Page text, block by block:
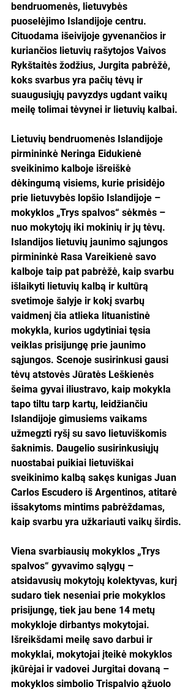
bendruomenės, lietuvybės
puoselėjimo Islandijoje centru.
Cituodama išeivijoje gyvenančios ir
kuriančios lietuvių rašytojos Vaivos
Rykštaitės žodžius, Jurgita pabrėžė,
koks svarbus yra pačių tėvų ir
suaugusiųjų pavyzdys ugdant vaikų
meilę tolimai tėvynei ir lietuvių kalbai.
Lietuvių bendruomenės Islandijoje
pirmininkė Neringa Eidukienė
sveikinimo kalboje išreiškė
dėkingumą visiems, kurie prisidėjo
prie lietuvybės lopšio Islandijoje –
mokyklos „Trys spalvos“ sėkmės –
nuo mokytojų iki mokinių ir jų tėvų.
Islandijos lietuvių jaunimo sąjungos
pirmininkė Rasa Vareikienė savo
kalboje taip pat pabrėžė, kaip svarbu
išlaikyti lietuvių kalbą ir kultūrą
svetimoje šalyje ir kokį svarbų
vaidmenį čia atlieka lituanistinė
mokykla, kurios ugdytiniai tęsia
veiklas prisijungę prie jaunimo
sąjungos. Scenoje susirinkusi gausi
tėvų atstovės Jūratės Leškienės
šeima gyvai iliustravo, kaip mokykla
tapo tiltu tarp kartų, leidžiančiu
Islandijoje gimusiems vaikams
užmegzti ryšį su savo lietuviškomis
šaknimis. Daugelio susirinkusiųjų
nuostabai puikiai lietuviškai
sveikinimo kalbą sakęs kunigas Juan
Carlos Escudero iš Argentinos, atitarė
išsakytoms mintims pabrėždamas,
kaip svarbu yra užkariauti vaikų širdis.
Viena svarbiausių mokyklos „Trys
spalvos“ gyvavimo sąlygų –
atsidavusių mokytojų kolektyvas, kurį
sudaro tiek neseniai prie mokyklos
prisijungę, tiek jau bene 14 metų
mokykloje dirbantys mokytojai.
Išreikšdami meilę savo darbui ir
mokyklai, mokytojai įteikė mokyklos
įkūrėjai ir vadovei Jurgitai dovaną –
mokyklos simbolio Trispalvio ąžuolo